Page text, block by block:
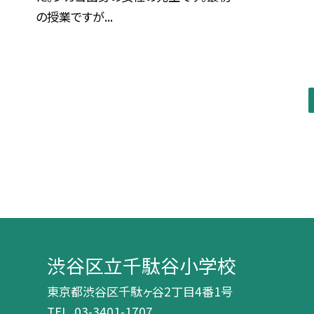
の授業ですが...
渋谷区立千駄谷小学校
東京都渋谷区千駄ヶ谷2丁目4番1号